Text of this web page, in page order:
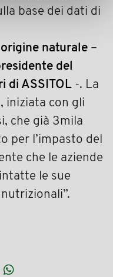
base dei dati di
naturale –
del
di ASSITOL -. La
iniziata con gli
che già 3mila
per l’impasto del
che le aziende
le sue